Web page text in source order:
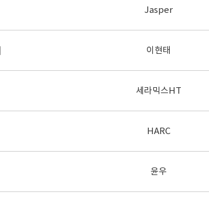
Jasper
이현태
세라믹스HT
HARC
윤우